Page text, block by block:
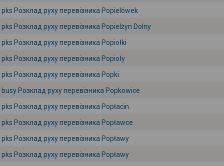
pks Розклад руху перевізника Popielówek
pks Розклад руху перевізника Popielżyn Dolny
pks Розклад руху перевізника Popiołki
pks Розклад руху перевізника Popioły
pks Розклад руху перевізника Popki
busy Розклад руху перевізника Popkowice
pks Розклад руху перевізника Popłacin
pks Розклад руху перевізника Popławce
pks Розклад руху перевізника Popławy
pks Розклад руху перевізника Popławy